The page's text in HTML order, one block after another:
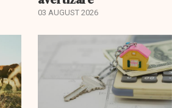
03 AUGUST 2026